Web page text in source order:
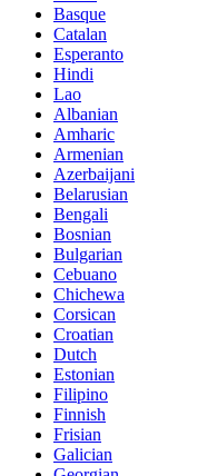
Basque
Catalan
Esperanto
Hindi
Lao
Albanian
Amharic
Armenian
Azerbaijani
Belarusian
Bengali
Bosnian
Bulgarian
Cebuano
Chichewa
Corsican
Croatian
Dutch
Estonian
Filipino
Finnish
Frisian
Galician